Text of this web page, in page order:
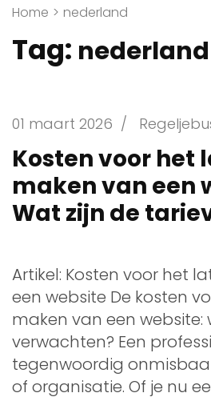
Home > nederland
Tag: nederland
01 maart 2026 /
Kosten voor het
maken van een
Wat zijn de
Artikel: Kosten voor het
een website De kosten
maken van een website:
verwachten? Een
tegenwoordig
of organisatie. Of je nu